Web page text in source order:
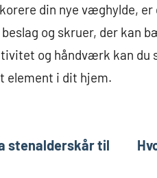
din nye væghylde,
og skruer, der kan
og håndværk kan du
element i dit hjem.
stenalderskår til